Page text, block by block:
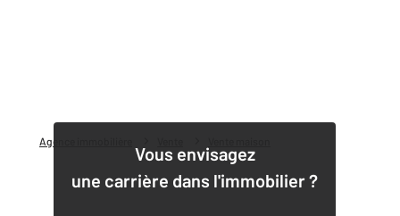
Agence immobilière
Vous envisagez
une carrière dans l'immobilier ?